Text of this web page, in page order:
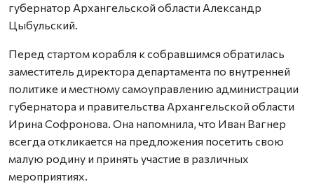
губернатор Архангельской области Александр
Цыбульский.
Перед стартом корабля к собравшимся обратилась
заместитель директора департамента по внутренней
политике и местному самоуправлению администрации
губернатора и правительства Архангельской области
Ирина Софронова. Она напомнила, что Иван Вагнер
всегда откликается на предложения посетить свою
малую родину и принять участие в различных
мероприятиях.